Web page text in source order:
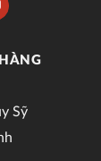
Sỹ